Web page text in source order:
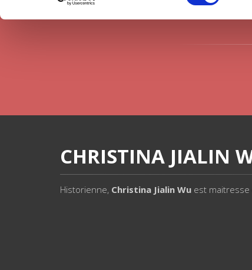
consentement
CHRISTINA JIALIN
Historienne, Christina Jialin Wu est maitresse